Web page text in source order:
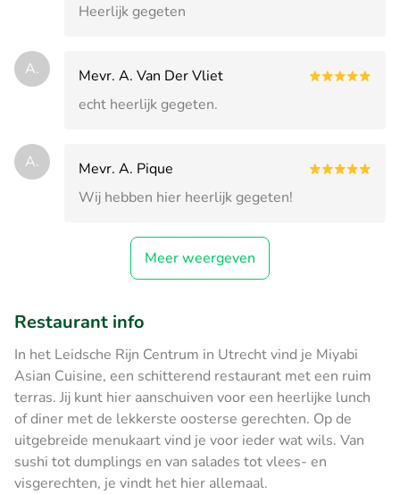
Heerlijk gegeten
A.
Mevr. A. Van Der Vliet
echt heerlijk gegeten.
A.
Mevr. A. Pique
Wij hebben hier heerlijk gegeten!
Meer weergeven
Restaurant info
In het Leidsche Rijn Centrum in Utrecht vind je Miyabi
Asian Cuisine, een schitterend restaurant met een ruim
terras. Jij kunt hier aanschuiven voor een heerlijke lunch
of diner met de lekkerste oosterse gerechten. Op de
uitgebreide menukaart vind je voor ieder wat wils. Van
sushi tot dumplings en van salades tot vlees- en
visgerechten, je vindt het hier allemaal.